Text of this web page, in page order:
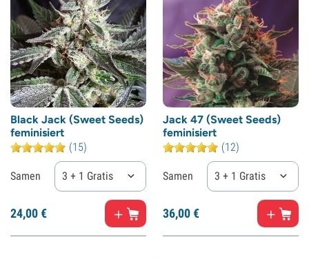
Black Jack (Sweet Seeds)
feminisiert
(15)
Samen 3 + 1 Gratis
24,00€
Jack 47 (Sweet Seeds)
feminisiert
(12)
Samen 3 + 1 Gratis
36,00€